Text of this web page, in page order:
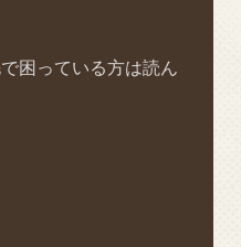
困っている方は読ん